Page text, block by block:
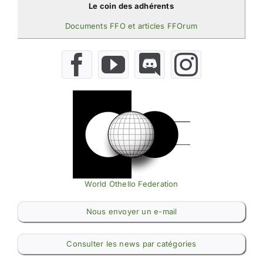
Le coin des adhérents
Documents FFO et articles FFOrum
World Othello Federation
Nous envoyer un e-mail
Consulter les news par catégories